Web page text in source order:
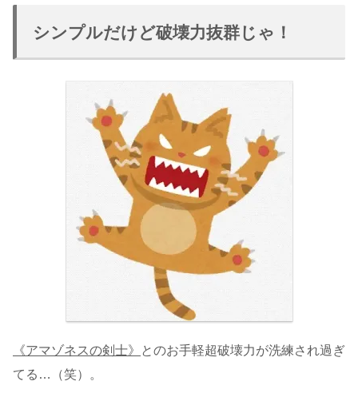
シンプルだけど破壊力抜群じゃ！
《アマゾネスの剣士》
とのお手軽超破壊力が洗練され過ぎ
てる…（笑）。